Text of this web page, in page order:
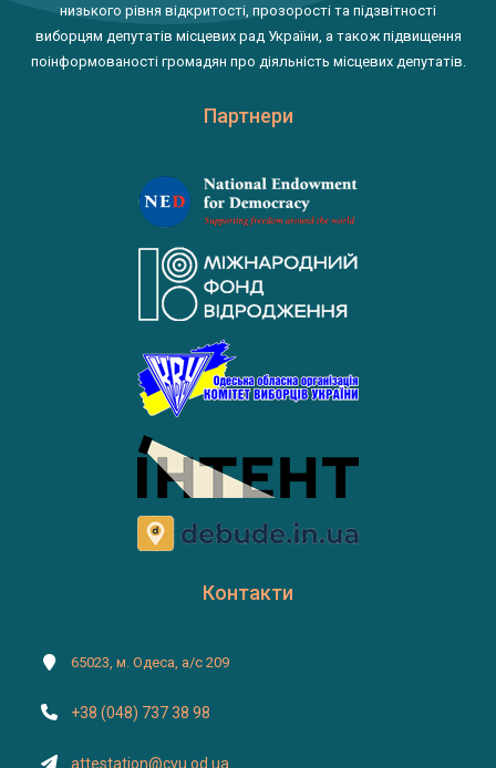
низького рівня відкритості, прозорості та підзвітності
виборцям депутатів місцевих рад України, а також підвищення
поінформованості громадян про діяльність місцевих депутатів.
Партнери
Контакти
65023, м. Одеса, а/с 209
+38 (048) 737 38 98
attestation@cvu.od.ua